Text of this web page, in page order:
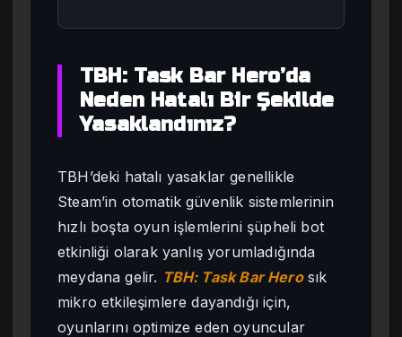
TBH: Task Bar Hero’da
Neden Hatalı Bir Şekilde
Yasaklandınız?
TBH’deki hatalı yasaklar genellikle
Steam’in otomatik güvenlik sistemlerinin
hızlı boşta oyun işlemlerini şüpheli bot
etkinliği olarak yanlış yorumladığında
meydana gelir. TBH: Task Bar Herosık
mikro etkileşimlere dayandığı için,
oyunlarını optimize eden oyuncular